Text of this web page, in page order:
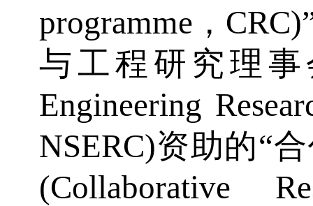
programme，
与工程研究理事
Engineering
NSERC)资助的“
(Collaborative